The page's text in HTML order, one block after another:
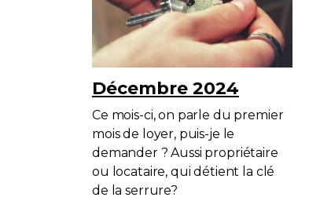
Décembre 2024
Ce mois-ci, on parle du premier
mois de loyer, puis-je le
demander ? Aussi propriétaire
ou locataire, qui détient la clé
de la serrure?